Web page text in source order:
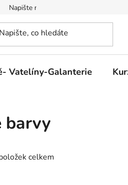
Napište nám
Vatelíny-Galanterie
barvy
celkem